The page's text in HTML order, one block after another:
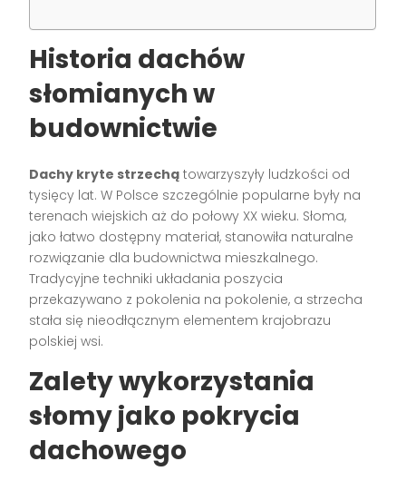
Historia dachów
słomianych w
budownictwie
Dachy kryte strzechą towarzyszyły ludzkości od
tysięcy lat. W Polsce szczególnie popularne były na
terenach wiejskich aż do połowy XX wieku. Słoma,
jako łatwo dostępny materiał, stanowiła naturalne
rozwiązanie dla budownictwa mieszkalnego.
Tradycyjne techniki układania poszycia
przekazywano z pokolenia na pokolenie, a strzecha
stała się nieodłącznym elementem krajobrazu
polskiej wsi.
Zalety wykorzystania
słomy jako pokrycia
dachowego